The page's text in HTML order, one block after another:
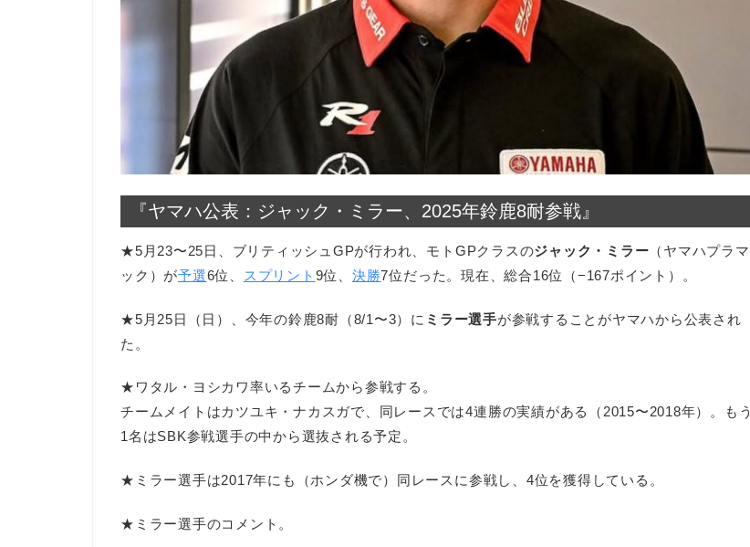
『ヤマハ公表：ジャック・ミラー、2025年鈴鹿8耐参戦』
★5月23〜25日、ブリティッシュGPが行われ、モトGPクラスのジャック・ミラー （ヤマハプラマ
ック）が予選6位、 スプリント 9位、 決勝7位だった。現在、総合16位（−167ポイント）。
★5月25日（日）、今年の鈴鹿8耐（8/1〜3）に ミラー選手が参戦することがヤマハから公表され
た。
★ワタル・ヨシカワ率いるチームから参戦する。
チームメイトはカツユキ・ナカスガで、同レースでは4連勝の実績がある（2015〜2018年）。もう
1名はSBK参戦選手の中から選抜される予定。
★ミラー選手は2017年にも（ホンダ機で）同レースに参戦し、4位を獲得している。
★ミラー選手のコメント。